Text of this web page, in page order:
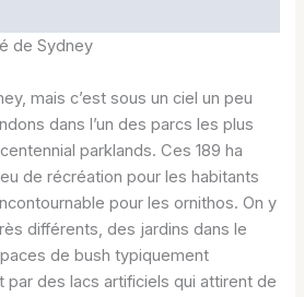
de Sydney
mais c’est sous un ciel un peu
dans l’un des parcs les plus
parklands. Ces 189 ha
de récréation pour les habitants
pour les ornithos. On y
différents, des jardins dans le
de bush typiquement
par des lacs artificiels qui attirent de